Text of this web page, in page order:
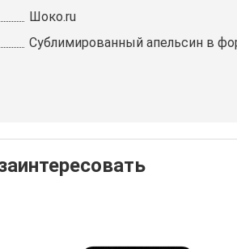
Шоко.ru
Сублимированный апельсин в